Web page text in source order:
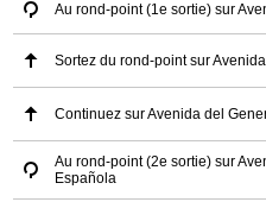
Au rond-point (1e sortie) sur
Sortez du rond-point sur
Continuez sur Avenida del
Au rond-point (2e sortie) sur
Española